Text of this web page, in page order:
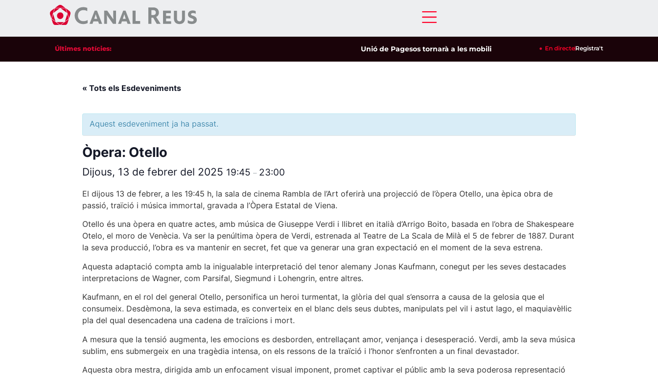
Últimes notícies: Unió de Pagesos tornarà a les mobilitzacions per defensar els cultius de la garrofa i
En directeRegistra't
« Tots els Esdeveniments
Aquest esdeveniment ja ha passat.
Òpera: Otello
Dijous, 13 de febrer del 2025 19:45 – 23:00
El dijous 13 de febrer, a les 19:45 h, la sala de cinema Rambla de l’Art oferirà una projecció de l’òpera Otello, una èpica obra de
passió, traïció i música immortal, gravada a l’Òpera Estatal de Viena.
Otello és una òpera en quatre actes, amb música de Giuseppe Verdi i llibret en italià d’Arrigo Boito, basada en l’obra de Shakespeare
Otelo, el moro de Venècia. Va ser la penúltima òpera de Verdi, estrenada al Teatre de La Scala de Milà el 5 de febrer de 1887. Durant
la seva producció, l’obra es va mantenir en secret, fet que va generar una gran expectació en el moment de la seva estrena.
Aquesta adaptació compta amb la inigualable interpretació del tenor alemany Jonas Kaufmann, conegut per les seves destacades
interpretacions de Wagner, com Parsifal, Siegmund i Lohengrin, entre altres.
Kaufmann, en el rol del general Otello, personifica un heroi turmentat, la glòria del qual s’ensorra a causa de la gelosia que el
consumeix. Desdèmona, la seva estimada, es converteix en el blanc dels seus dubtes, manipulats pel vil i astut Iago, el maquiavèl·lic
pla del qual desencadena una cadena de traïcions i mort.
A mesura que la tensió augmenta, les emocions es desborden, entrellaçant amor, venjança i desesperació. Verdi, amb la seva música
sublim, ens submergeix en una tragèdia intensa, on els ressons de la traïció i l’honor s’enfronten a un final devastador.
Aquesta obra mestra, dirigida amb un enfocament visual imponent, promet captivar el públic amb la seva poderosa representació